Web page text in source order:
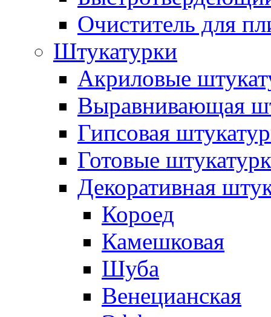
Очиститель для
Штукатурки
Акриловые
Выравнивающая
Гипсовая
Готовые
Декоративная
Короед
Камешковая
Шуба
Венецианская